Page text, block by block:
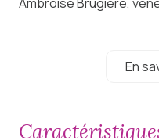
une cuisine
chambres de 9, 11 et 12
rangement.
En